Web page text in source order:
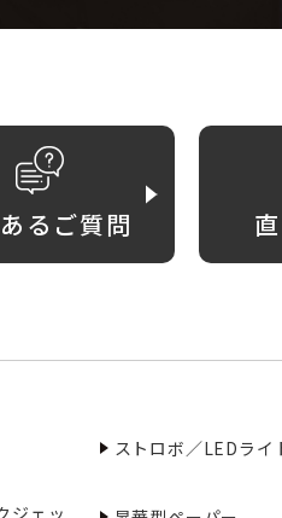
るご質問
ストロボ／LEDライ